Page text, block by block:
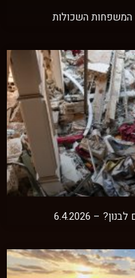
המשפחות השכולות
– 6.4.2026